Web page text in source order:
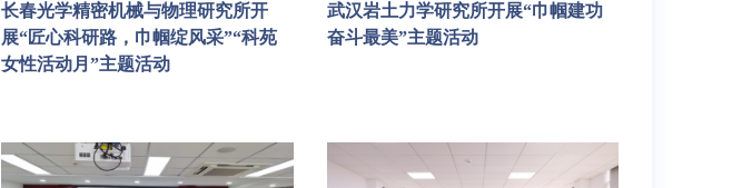
长春光学精密机械与物理研究所开
展“匠心科研路，巾帼绽风采”“科苑
女性活动月”主题活动
武汉岩土力学研究所开展“巾帼建功
奋斗最美”主题活动